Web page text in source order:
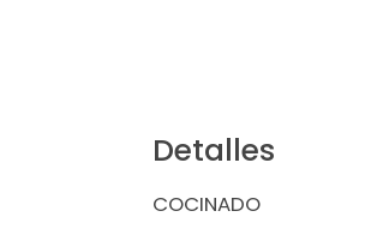
Detalles
COCINADO